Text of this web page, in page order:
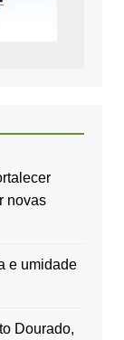
novas
e umidade
Dourado,